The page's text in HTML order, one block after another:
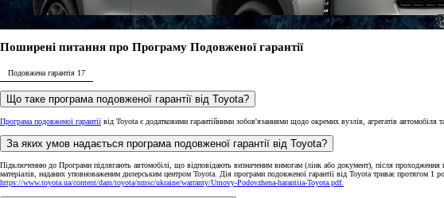
Від
Camry
ГІБРИД
Поширені питання про Програму Подовженої гарантії
Подовжена гарантія 17
Що таке програма подовженої гарантії від Toyota?
Програма подовженої гарантії від Toyota є додатковими гарантійними зобов'язаннями щодо окремих вузлів, агрегатів автомобіля
За яких умов надається програма подовженої гарантії від Toyota?
Підключенню до Програми підлягають автомобілі, що відповідають визначеним вимогам (лінк або документ), після проходження
матеріалів, наданих уповноваженим дилерським центром Toyota. Дія програми подовженої гарантії від Toyota триває протягом
https://www.toyota.ua/content/dam/toyota/nmsc/ukraine/warranty/Umovy-Podovzhena-harantiia-Toyota.pdf.